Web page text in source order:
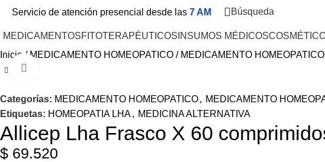
Servicio de atención presencial desde las 7 AM Búsqueda
MEDICAMENTOSFITOTERAPÉUTICOS INSUMOS MÉDICOS
Inicio
MEDICAMENTO HOMEOPATICO MEDICAMENTO
Categorías: MEDICAMENTO HOMEOPATICO, MEDICAMENTO
Etiquetas: HOMEOPATIA LHA, MEDICINA ALTERNATIVA
Allicep Lha Frasco X 60
$ 69.520